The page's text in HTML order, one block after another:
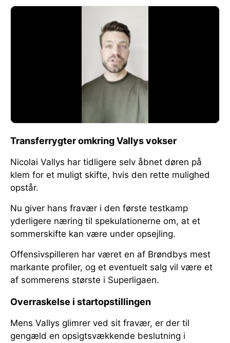
Transferrygter omkring Vallys vokser
Nicolai Vallys har tidligere selv åbnet døren på
klem for et muligt skifte, hvis den rette mulighed
opstår.
Nu giver hans fravær i den første testkamp
yderligere næring til spekulationerne om, at et
sommerskifte kan være under opsejling.
Offensivspilleren har været en af Brøndbys mest
markante profiler, og et eventuelt salg vil være et
af sommerens største i Superligaen.
Overraskelse i startopstillingen
Mens Vallys glimrer ved sit fravær, er der til
gengæld en opsigtsvækkende beslutning i